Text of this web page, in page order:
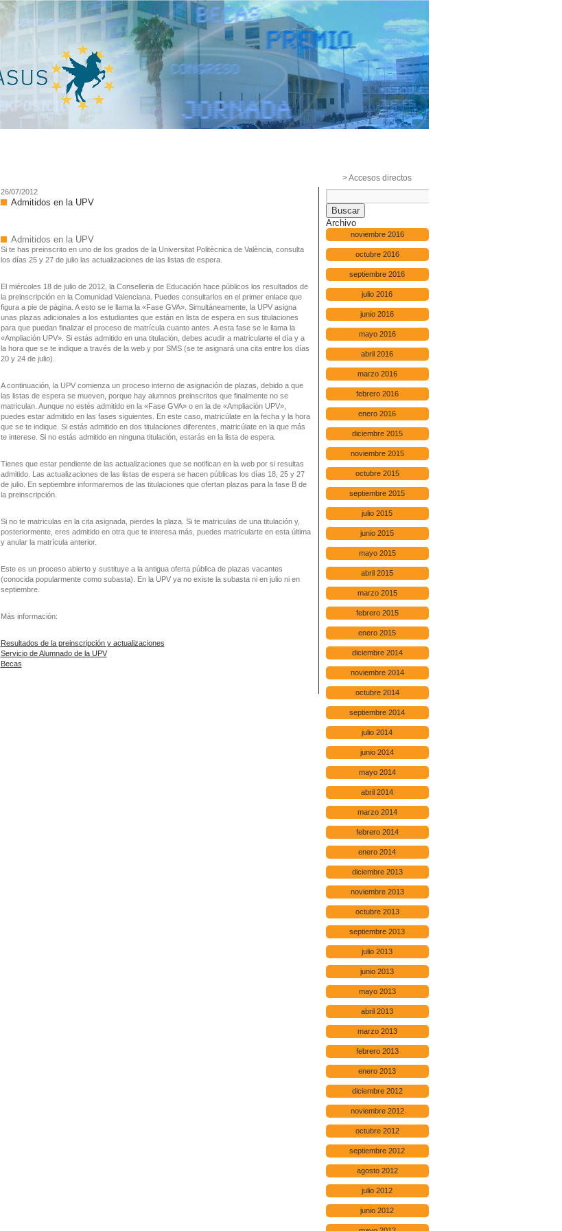
26/07/2012
Admitidos en la UPV
Admitidos en la UPV
Si te has preinscrito en uno de los grados de la Universitat Politècnica de València, consulta
los días 25 y 27 de julio las actualizaciones de las listas de espera.
El miércoles 18 de julio de 2012, la Conselleria de Educación hace públicos los resultados de
la preinscripción en la Comunidad Valenciana. Puedes consultarlos en el primer enlace que
figura a pie de página. A esto se le llama la «Fase GVA». Simultáneamente, la UPV asigna
unas plazas adicionales a los estudiantes que están en lista de espera en sus titulaciones
para que puedan finalizar el proceso de matrícula cuanto antes. A esta fase se le llama la
«Ampliación UPV». Si estás admitido en una titulación, debes acudir a matricularte el día y a
la hora que se te indique a través de la web y por SMS (se te asignará una cita entre los días
20 y 24 de julio).
A continuación, la UPV comienza un proceso interno de asignación de plazas, debido a que
las listas de espera se mueven, porque hay alumnos preinscritos que finalmente no se
matriculan. Aunque no estés admitido en la «Fase GVA» o en la de «Ampliación UPV»,
puedes estar admitido en las fases siguientes. En este caso, matricúlate en la fecha y la hora
que se te indique. Si estás admitido en dos titulaciones diferentes, matricúlate en la que más
te interese. Si no estás admitido en ninguna titulación, estarás en la lista de espera.
Tienes que estar pendiente de las actualizaciones que se notifican en la web por si resultas
admitido. Las actualizaciones de las listas de espera se hacen públicas los días 18, 25 y 27
de julio. En septiembre informaremos de las titulaciones que ofertan plazas para la fase B de
la preinscripción.
Si no te matriculas en la cita asignada, pierdes la plaza. Si te matriculas de una titulación y,
posteriormente, eres admitido en otra que te interesa más, puedes matricularte en esta última
y anular la matrícula anterior.
Este es un proceso abierto y sustituye a la antigua oferta pública de plazas vacantes
(conocida popularmente como subasta). En la UPV ya no existe la subasta ni en julio ni en
septiembre.
Más información:
Resultados de la preinscripción y actualizaciones
Servicio de Alumnado de la UPV
Becas
> Accesos directos
Archivo
noviembre 2016
octubre 2016
septiembre 2016
julio 2016
junio 2016
mayo 2016
abril 2016
marzo 2016
febrero 2016
enero 2016
diciembre 2015
noviembre 2015
octubre 2015
septiembre 2015
julio 2015
junio 2015
mayo 2015
abril 2015
marzo 2015
febrero 2015
enero 2015
diciembre 2014
noviembre 2014
octubre 2014
septiembre 2014
julio 2014
junio 2014
mayo 2014
abril 2014
marzo 2014
febrero 2014
enero 2014
diciembre 2013
noviembre 2013
octubre 2013
septiembre 2013
julio 2013
junio 2013
mayo 2013
abril 2013
marzo 2013
febrero 2013
enero 2013
diciembre 2012
noviembre 2012
octubre 2012
septiembre 2012
agosto 2012
julio 2012
junio 2012